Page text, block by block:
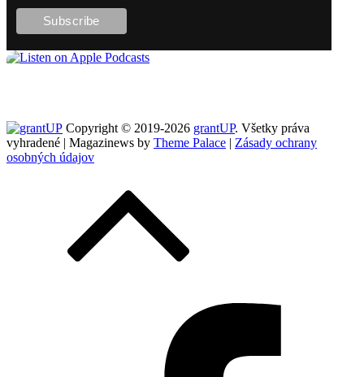
Copyright © 2019-2026 grantUP. Všetky práva
vyhradené | Magazinews by Theme Palace | Zásady ochrany
osobných údajov